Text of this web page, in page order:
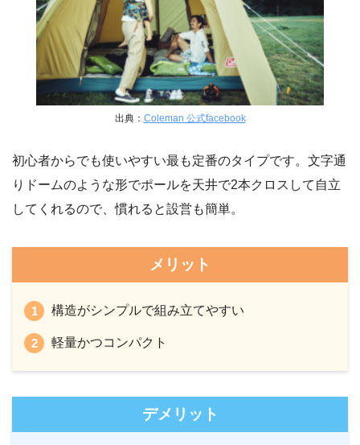
出典： Coleman 公式facebook
初心者からでも使いやすい最も定番のタイプです。文字通
りドームのような形でポールを天井で2本クロスして自立
してくれるので、慣れると設営も簡単。
メリット
構造がシンプルで組み立てやすい
軽量かつコンパクト
デメリット